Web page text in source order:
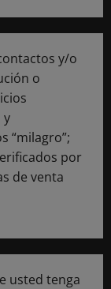
y/o
o
y
“milagro”;
por
de venta
usted tenga